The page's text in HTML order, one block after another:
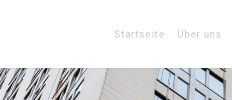
Startseite Über uns